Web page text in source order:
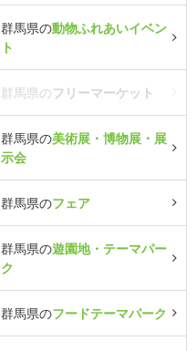
群馬県の動物ふれあいイベン
ト
群馬県のフリーマーケット
群馬県の美術展・博物展・展
示会
群馬県のフェア
群馬県の遊園地・テーマパー
ク
群馬県のフードテーマパーク